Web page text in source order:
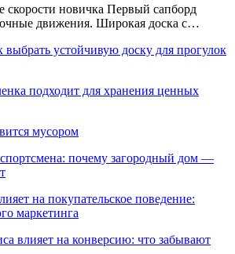
скорости новичка Первый сапборд
движения. Широкая доска с…
устойчивую доску для прогулок
подходит для хранения ценных
мусором
почему загородный дом —
на покупательское поведение:
маркетинга
влияет на конверсию: что забывают